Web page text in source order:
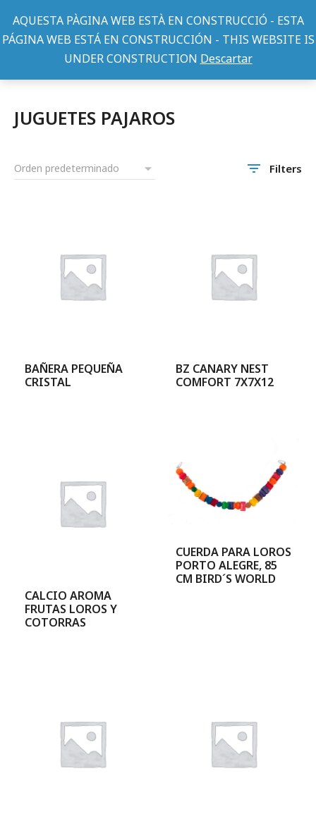
AQUESTA PÀGINA WEB ESTÀ EN CONSTRUCCIÓ - ESTA
PÁGINA WEB ESTÁ EN CONSTRUCCIÓN - THIS WEBSITE IS
UNDER CONSTRUCTION Descartar
JUGUETES PAJAROS
Filters
BAÑERA PEQUEÑA
CRISTAL
BZ CANARY NEST
COMFORT 7X7X12
CALCIO AROMA
FRUTAS LOROS Y
COTORRAS
CUERDA PARA LOROS
PORTO ALEGRE, 85
CM BIRD´S WORLD